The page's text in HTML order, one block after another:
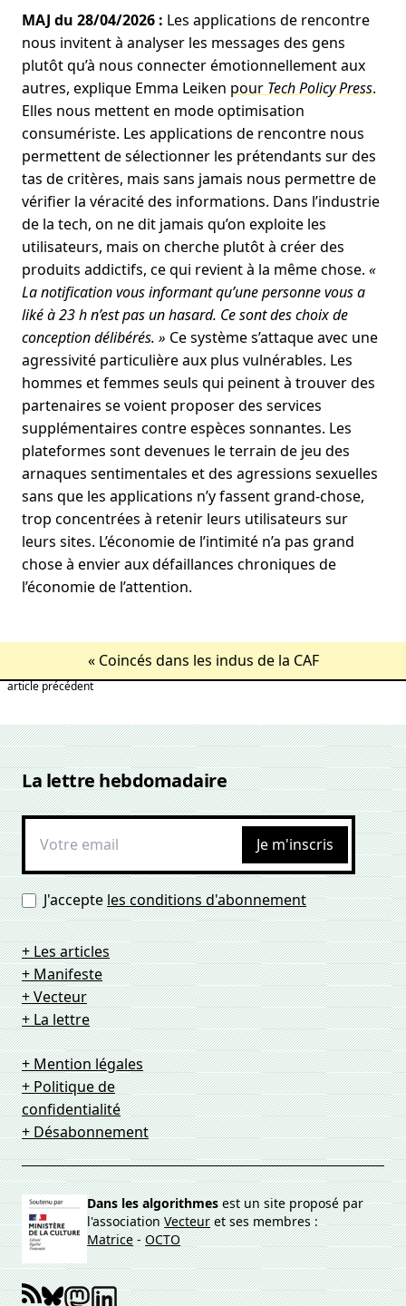
MAJ du 28/04/2026 : Les applications de rencontre
nous invitent à analyser les messages des gens
plutôt qu’à nous connecter émotionnellement aux
autres, explique Emma Leiken pour Tech Policy Press.
Elles nous mettent en mode optimisation
consumériste. Les applications de rencontre nous
permettent de sélectionner les prétendants sur des
tas de critères, mais sans jamais nous permettre de
vérifier la véracité des informations. Dans l’industrie
de la tech, on ne dit jamais qu’on exploite les
utilisateurs, mais on cherche plutôt à créer des
produits addictifs, ce qui revient à la même chose. «
La notification vous informant qu’une personne vous a
liké à 23 h n’est pas un hasard. Ce sont des choix de
conception délibérés. » Ce système s’attaque avec une
agressivité particulière aux plus vulnérables. Les
hommes et femmes seuls qui peinent à trouver des
partenaires se voient proposer des services
supplémentaires contre espèces sonnantes. Les
plateformes sont devenues le terrain de jeu des
arnaques sentimentales et des agressions sexuelles
sans que les applications n’y fassent grand-chose,
trop concentrées à retenir leurs utilisateurs sur
leurs sites. L’économie de l’intimité n’a pas grand
chose à envier aux défaillances chroniques de
l’économie de l’attention.
article précédent
« Coincés dans les indus de la CAF
La lettre hebdomadaire
Je m'inscris
J'accepteles conditions d'abonnement
+ Les articles
+ Manifeste
+ Vecteur
+ La lettre
+ Mention légales
+ Politique de
confidentialité
+ Désabonnement
Dans les algorithmesest un site proposé par
l'associationVecteuret ses membres :
Matrice-OCTO